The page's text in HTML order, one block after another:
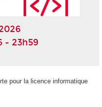
- 23h59
pour la licence informatique